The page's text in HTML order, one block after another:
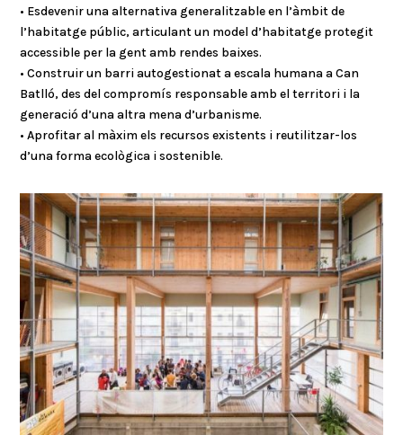
• Esdevenir una alternativa generalitzable en l’àmbit de
l’habitatge públic, articulant un model d’habitatge protegit
accessible per la gent amb rendes baixes.
• Construir un barri autogestionat a escala humana a Can
Batlló, des del compromís responsable amb el territori i la
generació d’una altra mena d’urbanisme.
• Aprofitar al màxim els recursos existents i reutilitzar-los
d’una forma ecològica i sostenible.